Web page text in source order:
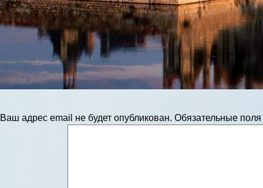
Ваш адрес email не будет опубликован. Обязательные